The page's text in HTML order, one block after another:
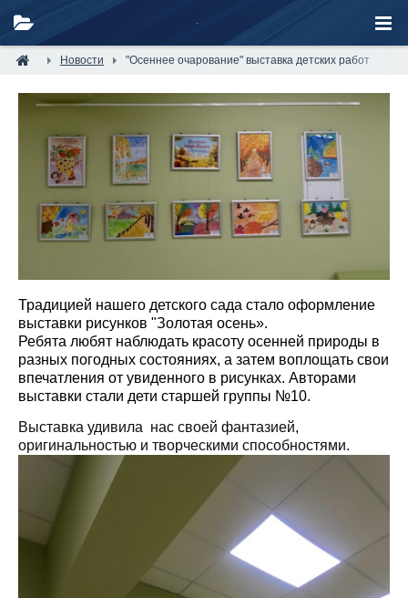
Новости "Осеннее очарование" выставка детских работ
Традицией нашего детского сада стало оформление
выставки рисунков "Золотая осень».
Ребята любят наблюдать красоту осенней природы в
разных погодных состояниях, а затем воплощать свои
впечатления от увиденного в рисунках. Авторами
выставки стали дети старшей группы №10.
Выставка удивила нас своей фантазией,
оригинальностью и творческими способностями.